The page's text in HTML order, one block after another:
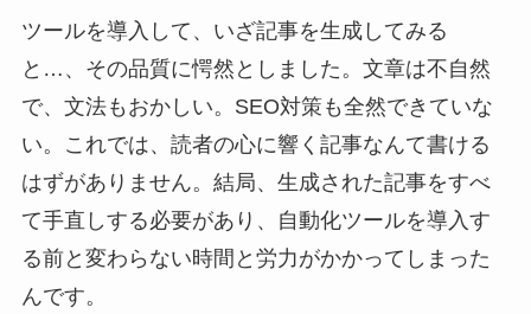
ツールを導入して、いざ記事を生成してみる
と…、その品質に愕然としました。文章は不自然
で、文法もおかしい。SEO対策も全然できていな
い。これでは、読者の心に響く記事なんて書ける
はずがありません。結局、生成された記事をすべ
て手直しする必要があり、自動化ツールを導入す
る前と変わらない時間と労力がかかってしまった
んです。